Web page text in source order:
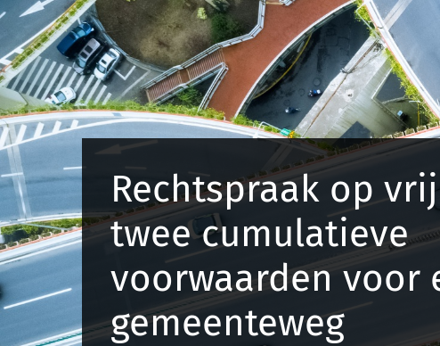
Rechtspraak op
twee cumulatieve
voorwaarden voor
gemeenteweg